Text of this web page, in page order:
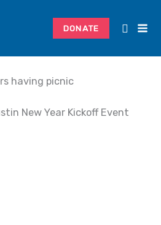
DONATE
New Year Kickoff Event